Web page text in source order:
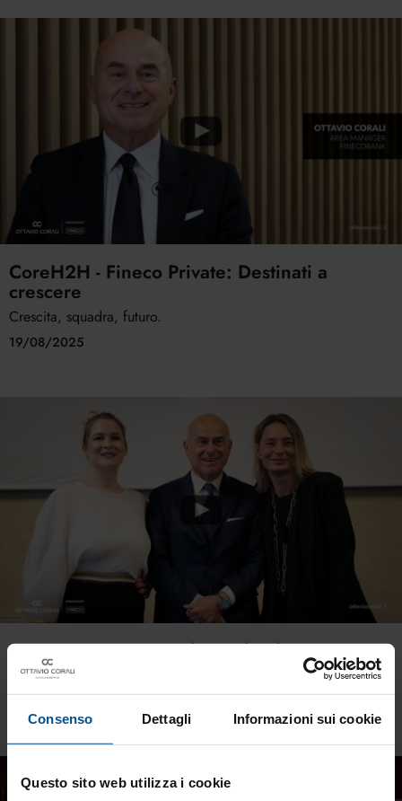
Consenso Dettagli Informazioni sui cookie
Questo sito web utilizza i cookie
CoreH2H - Fineco Private: Destinati a
crescere
Crescita, squadra, futuro.
19/08/2025
Maurizia Cacciatori: donne leader
Leadership al femminile